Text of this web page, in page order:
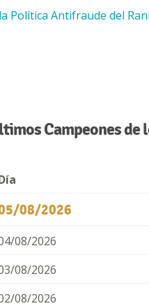
Política Antifraude del
Campeones de
08/2026
08/2026
08/2026
08/2026